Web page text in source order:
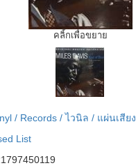
คลิ้กเพื่อขยาย
/ Records / ไวนิล / แผ่นเสียง
List